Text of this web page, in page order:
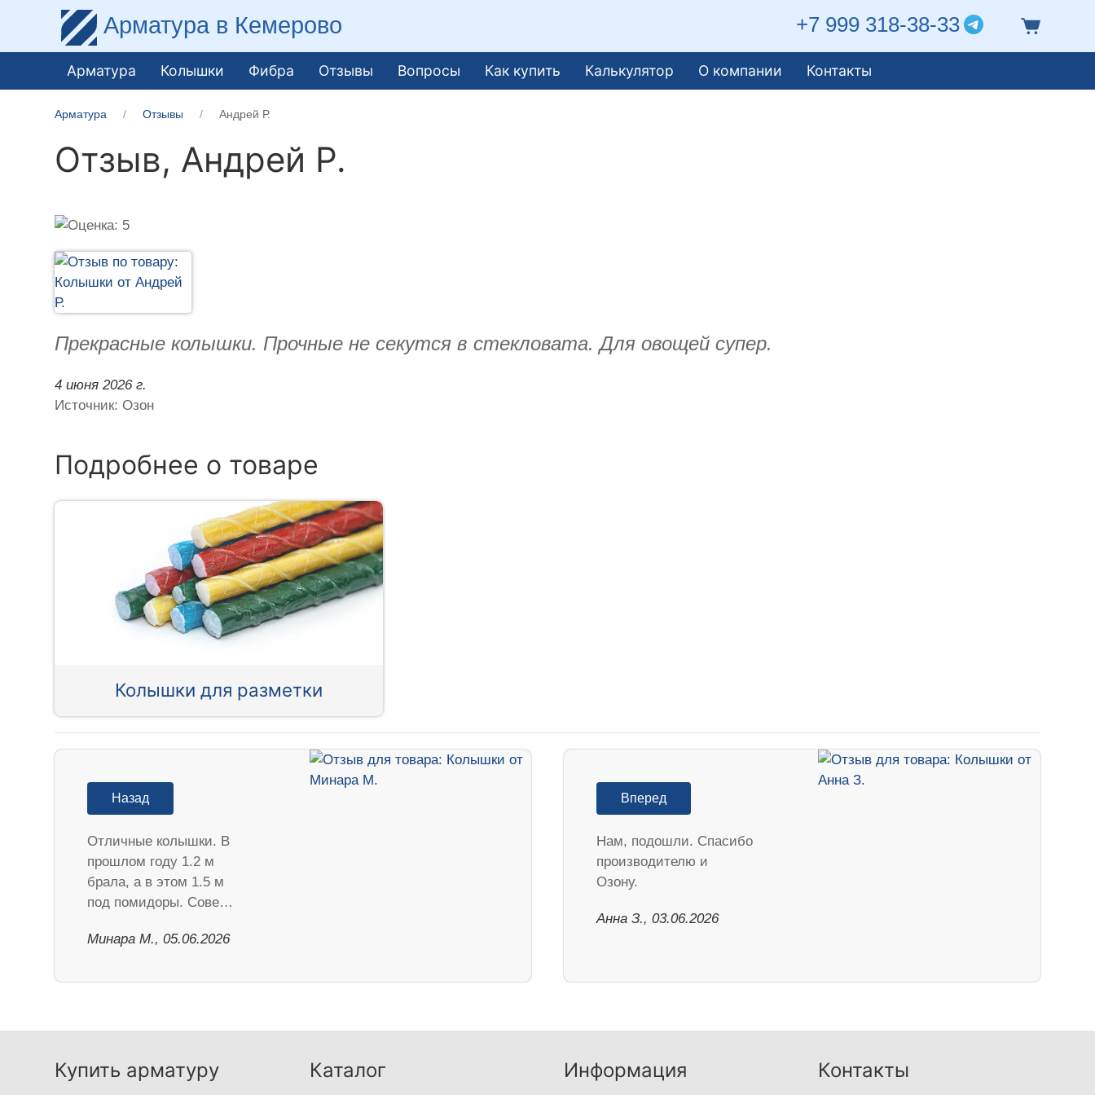
Арматура в Кемерово +7 999 318-38-33
Арматура Колышки Фибра Отзывы Вопросы Как купить Калькулятор О компании Контакты
Арматура Отзывы Андрей Р.
Отзыв, Андрей Р.
Прекрасные колышки. Прочные не секутся в стекловата. Для овощей супер.
4 июня 2026 г.
Источник: Озон
Подробнее о товаре
Колышки для разметки
Назад
Отличные колышки. В
прошлом году 1.2 м
брала, а в этом 1.5 м
под помидоры. Сове…
Минара М., 05.06.2026
Вперед
Нам, подошли. Спасибо
производителю и
Озону.
Анна З., 03.06.2026
Купить арматуру Каталог Информация Контакты